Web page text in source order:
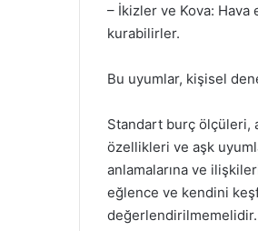
– İkizler ve Kova:
kurabilirler.
Bu uyumlar, kişisel
Standart burç ölçüleri,
özellikleri ve aşk
anlamalarına ve
eğlence ve kendini
değerlendirilmemelidir.